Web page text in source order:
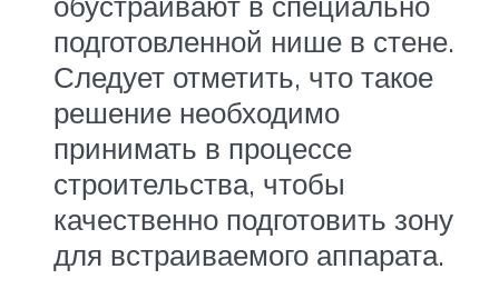
подготовленной нише в стене.
Следует отметить, что такое
решение необходимо
принимать в процессе
строительства, чтобы
качественно подготовить зону
для встраиваемого аппарата.